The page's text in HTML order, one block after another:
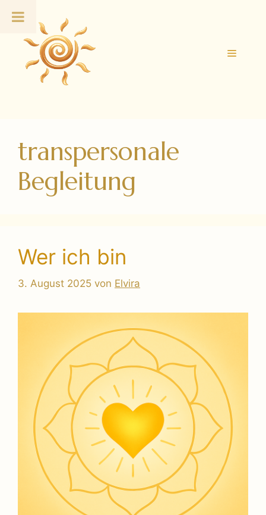
Inhalt
springen
Menü
transpersonale
Begleitung
Wer ich bin
3. August 2025 von Elvira